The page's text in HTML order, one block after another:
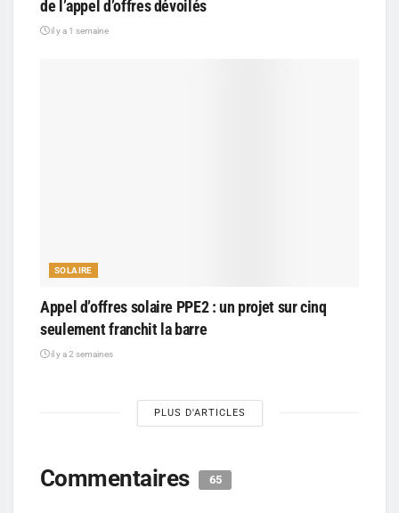
de l’appel d’offres dévoilés
il y a 1 semaine
SOLAIRE
Appel d’offres solaire PPE2 : un projet sur cinq
seulement franchit la barre
il y a 2 semaines
PLUS D'ARTICLES
Commentaires 65